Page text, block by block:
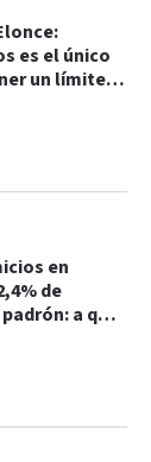
es el único
un límite al
en
de
a qué
los